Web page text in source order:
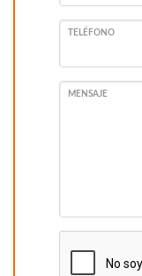
TELÉFONO
MENSAJE